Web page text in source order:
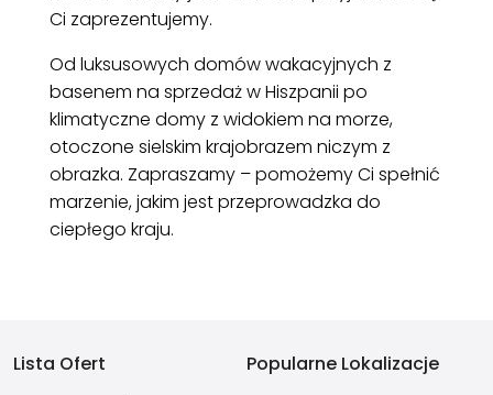
Ci zaprezentujemy.
Od luksusowych domów wakacyjnych z
basenem na sprzedaż w Hiszpanii po
klimatyczne domy z widokiem na morze,
otoczone sielskim krajobrazem niczym z
obrazka. Zapraszamy – pomożemy Ci spełnić
marzenie, jakim jest przeprowadzka do
ciepłego kraju.
Lista Ofert
Popularne Lokalizacje